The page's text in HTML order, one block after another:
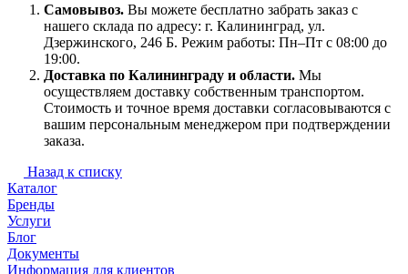
Самовывоз. Вы можете бесплатно забрать заказ с
нашего склада по адресу: г. Калининград, ул.
Дзержинского, 246 Б. Режим работы: Пн–Пт с 08:00 до
19:00.
Доставка по Калининграду и области. Мы
осуществляем доставку собственным транспортом.
Стоимость и точное время доставки согласовываются с
вашим персональным менеджером при подтверждении
заказа.
Назад к списку
Каталог
Бренды
Услуги
Блог
Документы
Информация для клиентов